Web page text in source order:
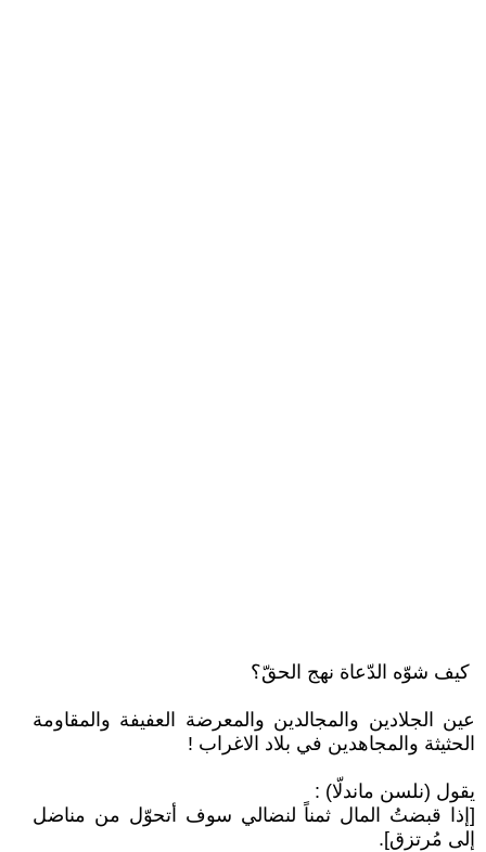
كيف شوّه الدّعاة نهج الحقّ؟
عين الجلادين والمجالدين والمعرضة العفيفة والمقاومة
الحثيثة والمجاهدين في بلاد الاغراب !
يقول (نلسن ماندلّا) :
[إذا قبضتُ المال ثمناً لنضالي سوف أتحوّل من مناضل
إلى مُرتزق].